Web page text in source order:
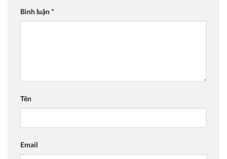
Bình luận *
Tên
Email